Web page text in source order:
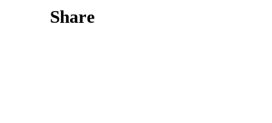
Share